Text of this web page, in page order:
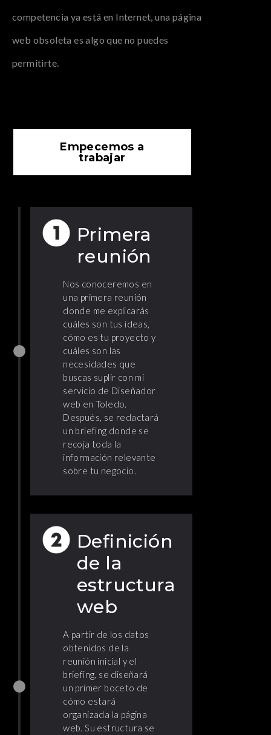
competencia ya está en Internet, una página
web obsoleta es algo que no puedes
permitirte.
Empecemos a
trabajar
Primera
reunión
Nos conoceremos en
una primera reunión
donde me explicarás
cuáles son tus ideas,
cómo es tu proyecto y
cuáles son las
necesidades que
buscas suplir con mi
servicio de Diseñador
web en Toledo.
Después, se redactará
un briefing donde se
recoja toda la
información relevante
sobre tu negocio.
Definición
de la
estructura
web
A partir de los datos
obtenidos de la
reunión inicial y el
briefing, se diseñará
un primer boceto de
cómo estará
organizada la página
web. Su estructura se